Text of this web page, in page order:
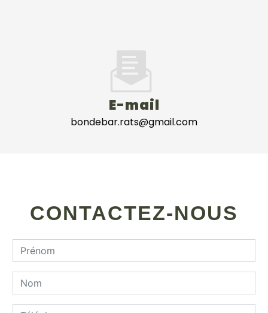
E-mail
bondebar.rats@gmail.com
CONTACTEZ-NOUS